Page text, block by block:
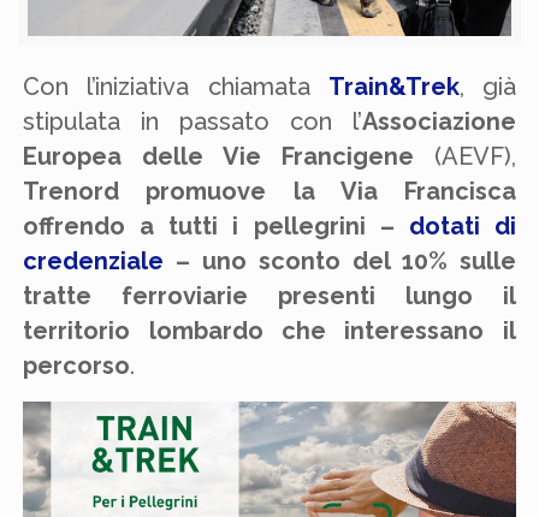
Con l’iniziativa chiamata Train&Trek, già
stipulata in passato con l’Associazione
Europea delle Vie Francigene (AEVF),
Trenord promuove la Via Francisca
offrendo a tutti i pellegrini – dotati di
credenziale – uno sconto del 10% sulle
tratte ferroviarie presenti lungo il
territorio lombardo che interessano il
percorso.